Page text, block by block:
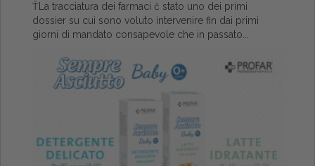
ŤLa tracciatura dei farmaci č stato uno dei primi
dossier su cui sono voluto intervenire fin dai primi
giorni di mandato consapevole che in passato...